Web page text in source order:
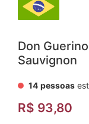
Don
Sauvignon
14 pessoas
R$ 93,80